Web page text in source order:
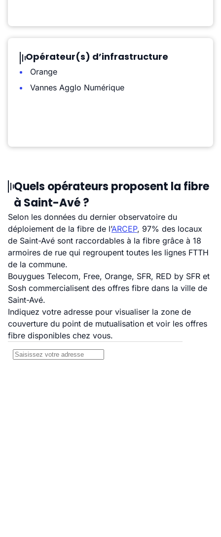
Opérateur(s) d’infrastructure
Orange
Vannes Agglo Numérique
Quels opérateurs proposent la fibre
à Saint-Avé ?
Selon les données du dernier observatoire du
déploiement de la fibre de l’ARCEP, 97% des locaux
de Saint-Avé sont raccordables à la fibre grâce à 18
armoires de rue qui regroupent toutes les lignes FTTH
de la commune.
Bouygues Telecom, Free, Orange, SFR, RED by SFR et
Sosh commercialisent des offres fibre dans la ville de
Saint-Avé.
Indiquez votre adresse pour visualiser la zone de
couverture du point de mutualisation et voir les offres
fibre disponibles chez vous.